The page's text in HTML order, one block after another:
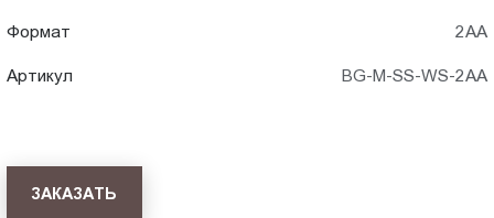
Формат 2АА
Артикул BG-M-SS-WS-2AА
ЗАКАЗАТЬ